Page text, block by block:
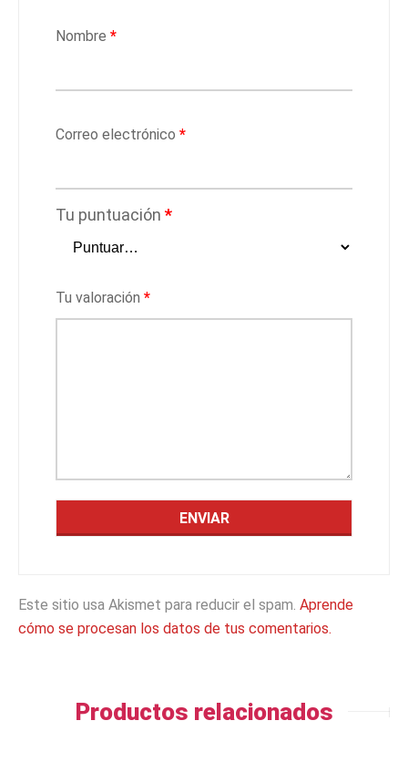
Nombre *
Correo electrónico *
Tu puntuación *
Tu valoración *
Este sitio usa Akismet para reducir el spam. Aprende
cómo se procesan los datos de tus comentarios.
Productos relacionados